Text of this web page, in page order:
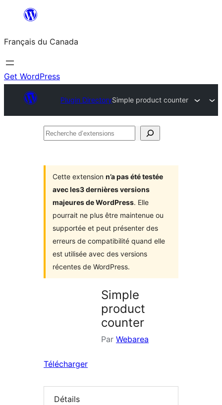
contenu
Français du Canada
Get WordPress
Plugin DirectorySimple product counter
Recherche
Cette extension n’a pas été testée
avec les3 dernières versions
majeures de WordPress. Elle
pourrait ne plus être maintenue ou
supportée et peut présenter des
erreurs de compatibilité quand elle
est utilisée avec des versions
récentes de WordPress.
Simple
product
counter
Par Webarea
Télécharger
Détails